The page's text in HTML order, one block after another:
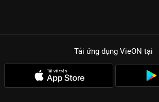
Tải ứng dụng VieON tại